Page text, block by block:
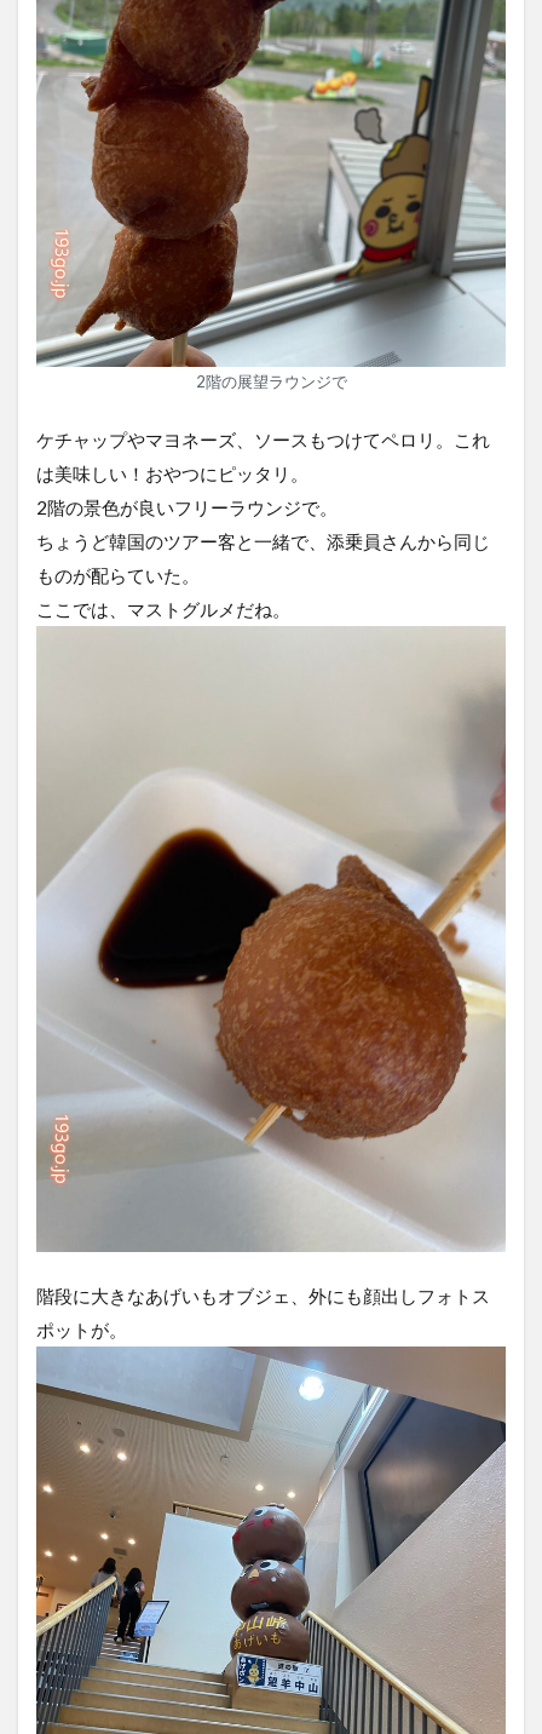
2階の展望ラウンジで
ケチャップやマヨネーズ、ソースもつけてペロリ。これ
は美味しい！おやつにピッタリ。
2階の景色が良いフリーラウンジで。
ちょうど韓国のツアー客と一緒で、添乗員さんから同じ
ものが配らていた。
ここでは、マストグルメだね。
階段に大きなあげいもオブジェ、外にも顔出しフォトス
ポットが。